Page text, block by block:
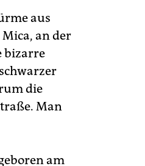
aus
an der
bizarre
die
Man
am